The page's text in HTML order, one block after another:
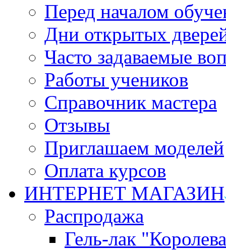
Перед началом
Дни открытых
Часто задаваемые
Работы учеников
Справочник мастера
Отзывы
Приглашаем моделей
Оплата курсов
ИНТЕРНЕТ МАГАЗИН
Распродажа
Гель-лак